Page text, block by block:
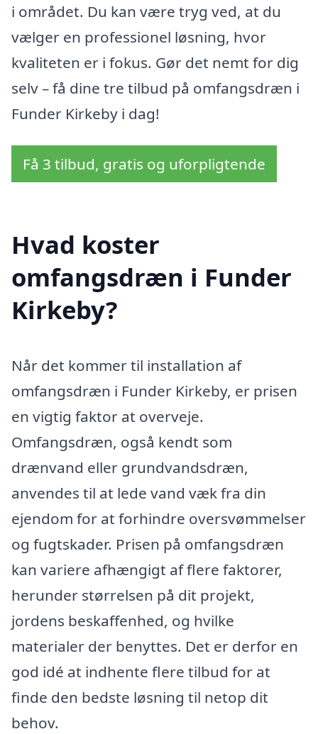
i området. Du kan være tryg ved, at du
vælger en professionel løsning, hvor
kvaliteten er i fokus. Gør det nemt for dig
selv – få dine tre tilbud på omfangsdræn i
Funder Kirkeby i dag!
Få 3 tilbud, gratis og uforpligtende
Hvad koster
omfangsdræn i Funder
Kirkeby?
Når det kommer til installation af
omfangsdræn i Funder Kirkeby, er prisen
en vigtig faktor at overveje.
Omfangsdræn, også kendt som
drænvand eller grundvandsdræn,
anvendes til at lede vand væk fra din
ejendom for at forhindre oversvømmelser
og fugtskader. Prisen på omfangsdræn
kan variere afhængigt af flere faktorer,
herunder størrelsen på dit projekt,
jordens beskaffenhed, og hvilke
materialer der benyttes. Det er derfor en
god idé at indhente flere tilbud for at
finde den bedste løsning til netop dit
behov.